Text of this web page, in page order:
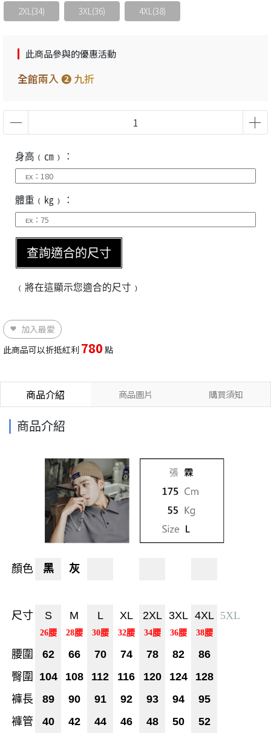
2XL(34)
3XL(36) 4XL(38)
此商品參與的優惠活動
全館兩入 ❷ 九折
身高﹙㎝﹚：
體重﹙㎏﹚：
查詢適合的尺寸
﹙將在這顯示您適合的尺寸﹚
加入最愛
此商品可以折抵紅利 780 點
商品介紹 商品圖片 購買須知
商品介紹
顏色 黑 灰
尺寸 S
26腰
M
28腰
L
30腰
XL
32腰
2XL
34腰
3XL
36腰
4XL
38腰
5XL
腰圍 62 66 70 74 78 82
86
臀圍
104 108 112 116 120 124
128
褲長
89 90 91 92 93 94
95
褲管
40 42 44 46 48 50 52